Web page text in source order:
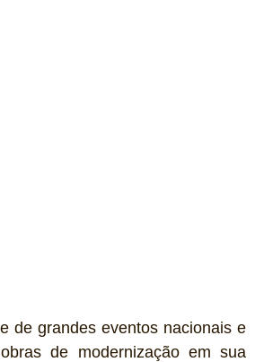
de grandes eventos nacionais e
de modernização em sua